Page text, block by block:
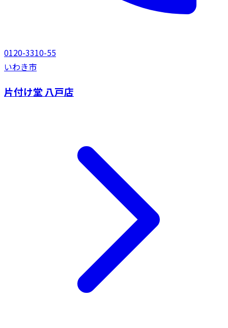
0120-3310-55
いわき市
片付け堂 八戸店